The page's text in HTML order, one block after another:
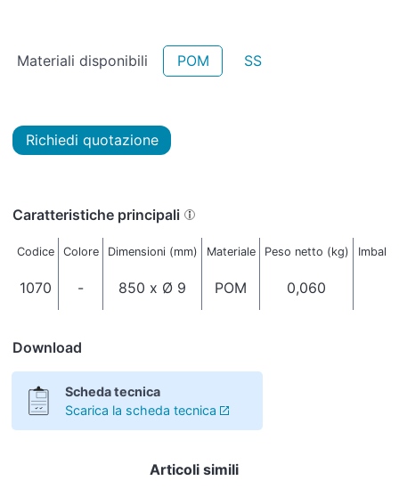
Materiali disponibili POM SS
Richiedi quotazione
Caratteristiche principali
Codice Colore Dimensioni (mm) Materiale Peso netto (kg)
1070 - 850 x Ø 9 POM 0,060
Download
Scheda tecnica
Scarica la scheda tecnica
Articoli simili